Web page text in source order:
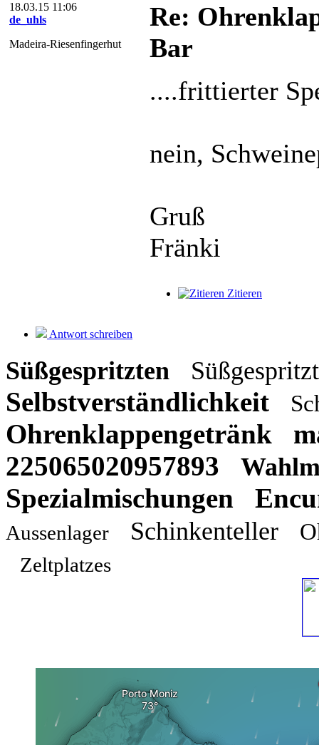
18.03.15 11:06
de_uhls
Madeira-Riesenfingerhut
Re:
Bar
....frittierter
nein,
Gruß
Fränki
Zitieren
Antwort schreiben
Süßgespritzten
Selbstverständlichkeit
Ohrenklappengetränk
225065020957893
Spezialmischungen
Aussenlager Schinkenteller
Zeltplatzes